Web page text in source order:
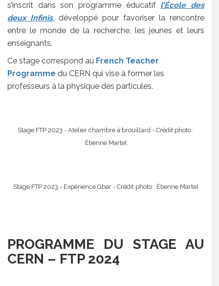
s’inscrit dans son programme éducatif l’École des
deux Infinis, développé pour favoriser la rencontre
entre le monde de la recherche, les jeunes et leurs
enseignants.
Ce stage correspond au French Teacher
Programme du CERN qui vise à former les
professeurs à la physique des particules.
Stage FTP 2023 - Atelier chambre à brouillard - Crédit photo :
Étienne Martel
Stage FTP 2023 - Expérience Gbar - Crédit photo : Étienne Martel
PROGRAMME DU STAGE AU
CERN – FTP 2024